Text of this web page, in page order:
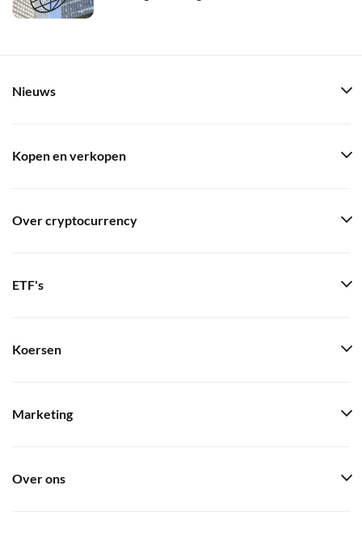
Nieuws
Kopen en verkopen
Over cryptocurrency
ETF's
Koersen
Marketing
Over ons